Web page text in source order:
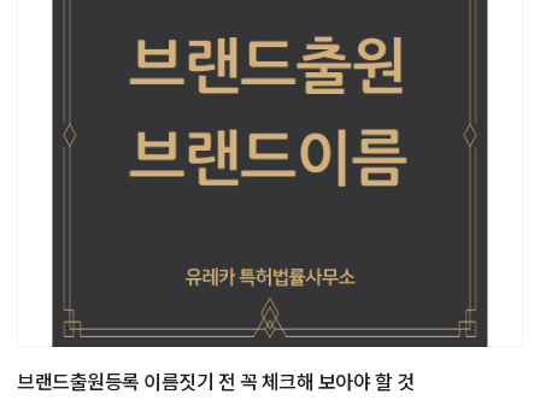
브랜드출원등록 이름짓기 전 꼭 체크해 보아야 할 것